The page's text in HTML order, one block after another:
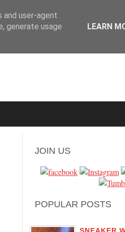
JOIN US
POPULAR POSTS
and user-agent
generate usage
LEARN